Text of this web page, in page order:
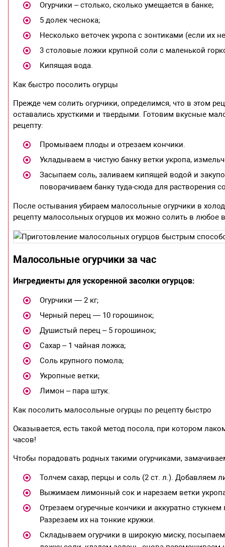
Огурчики – столько, сколько умещается в банке;
5 долек чеснока;
Несколько веточек укропа с зонтиками (если их
3 столовые ложки крупной соли с маленькой
Кипящая вода.
Как быстро посолить огурцы
Прежде чем солить огурчики, определимся, что в этом
оставались хрусткими и твердыми. Готовим вкусные
рецепту:
Промываем плоды и отрезаем кончики.
Укладываем в чистую банку ветки укропа,
Засыпаем соль, заливаем кипящей водой и
поворачиваем банку туда-сюда для растворения
После остывания убираем малосольные огурчики в
рецепту малосольных огурцов их можно солить в любое
Малосольные огурчики за час
Ингредиенты для ускоренной засолки огурцов:
Огурчики — 2 кг;
Черный перец — 10 горошинок;
Душистый перец – 5 горошинок;
Сахар – 1 чайная ложка;
Соль крупного помола;
Укропные ветки;
Лимон – пара штук.
Как посолить малосольные огурцы по рецепту быстро
Оказывается, есть такой метод посола, при котором
часов!
Чтобы порадовать родных такими огурчиками,
Толчем сахар, перцы и соль (2 ст. л.). Добавляем
Выжимаем лимонный сок и нарезаем ветки
Отрезаем огуречные кончики и аккуратно
Разрезаем их на тонкие кружки.
Складываем огурчики в широкую миску,